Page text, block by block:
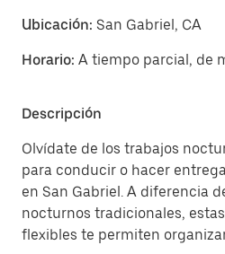
Ubicación: San Gabriel, CA
Horario: A tiempo parcial, de
Descripción
Olvídate de los trabajos
para conducir o hacer
en San Gabriel. A diferencia
nocturnos tradicionales,
flexibles te permiten